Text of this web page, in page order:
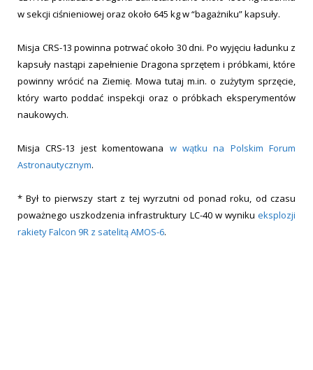
w sekcji ciśnieniowej oraz około 645 kg w “bagażniku” kapsuły.
Misja CRS-13 powinna potrwać około 30 dni. Po wyjęciu ładunku z
kapsuły nastąpi zapełnienie Dragona sprzętem i próbkami, które
powinny wrócić na Ziemię. Mowa tutaj m.in. o zużytym sprzęcie,
który warto poddać inspekcji oraz o próbkach eksperymentów
naukowych.
Misja CRS-13 jest komentowana w wątku na Polskim Forum
Astronautycznym.
* Był to pierwszy start z tej wyrzutni od ponad roku, od czasu
poważnego uszkodzenia infrastruktury LC-40 w wyniku eksplozji
rakiety Falcon 9R z satelitą AMOS-6.